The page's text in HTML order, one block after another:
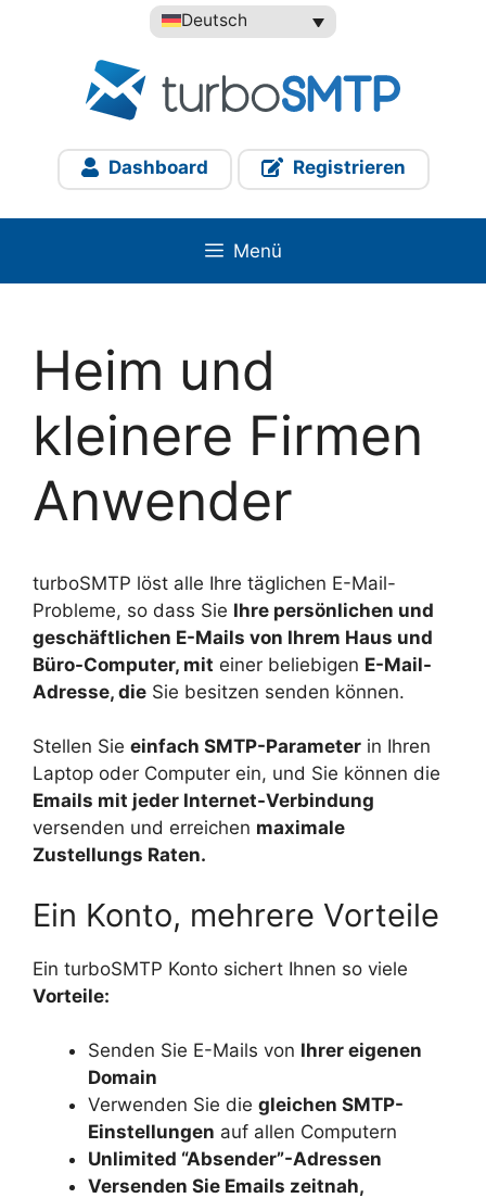
Deutsch
Dashboard Registrieren
Menü
Heim und
kleinere Firmen
Anwender
turboSMTP löst alle Ihre täglichen E-Mail-
Probleme, so dass Sie Ihre persönlichen und
geschäftlichen E-Mails von Ihrem Haus und
Büro-Computer, mit einer beliebigen E-Mail-
Adresse, die Sie besitzen senden können.
Stellen Sie einfach SMTP-Parameter in Ihren
Laptop oder Computer ein, und Sie können die
Emails mit jeder Internet-Verbindung
versenden und erreichen maximale
Zustellungs Raten.
Ein Konto, mehrere Vorteile
Ein turboSMTP Konto sichert Ihnen so viele
Vorteile:
Senden Sie E-Mails von Ihrer eigenen
Domain
Verwenden Sie die gleichen SMTP-
Einstellungen auf allen Computern
Unlimited “Absender”-Adressen
Versenden Sie Emails zeitnah,